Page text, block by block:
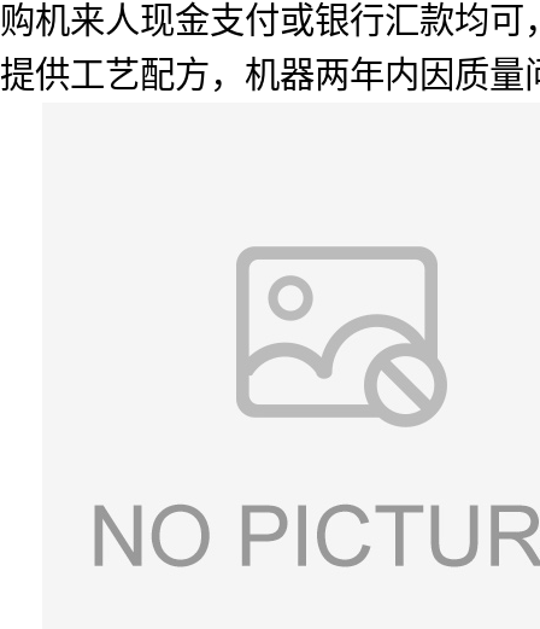
购机来人现金支付或银行汇款均
提供工艺配方，机器两年内因质